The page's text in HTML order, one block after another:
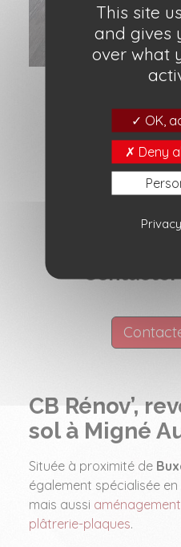
Mise en place
Pose de jonc de
Pose de vinyle
Remplacement
Installation d’un
Contacter
CB Rénov’,
sol à Migné
Située à proximité de
également spécialisée en
mais aussi
plâtrerie-plaques.
This site
and gives
over what
OK,
Deny